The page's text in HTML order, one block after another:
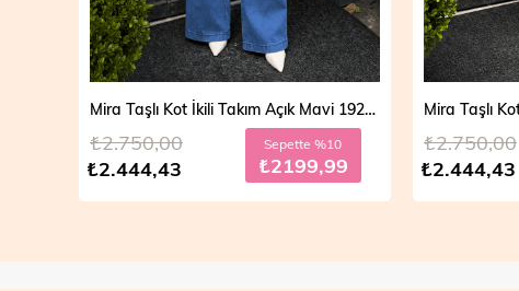
Mira Taşlı Kot İkili Takım Koyu Mavi 19286
₺2.444,43
₺2.750,00 Sepette %10
₺2199,99 ₺2.499,99
₺2.700,00